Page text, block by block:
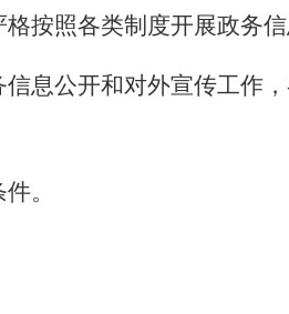
按照各类制度开展政务信
息公开和对外宣传工作
。